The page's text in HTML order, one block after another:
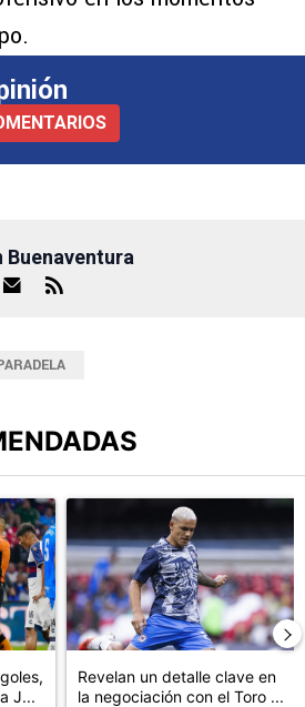
Buenaventura
el título "Cruz Azul 2-3 Atlante:
J...
Un artículo de tendencia con
Revelan un detalle clave en
la negociación con el Toro ...